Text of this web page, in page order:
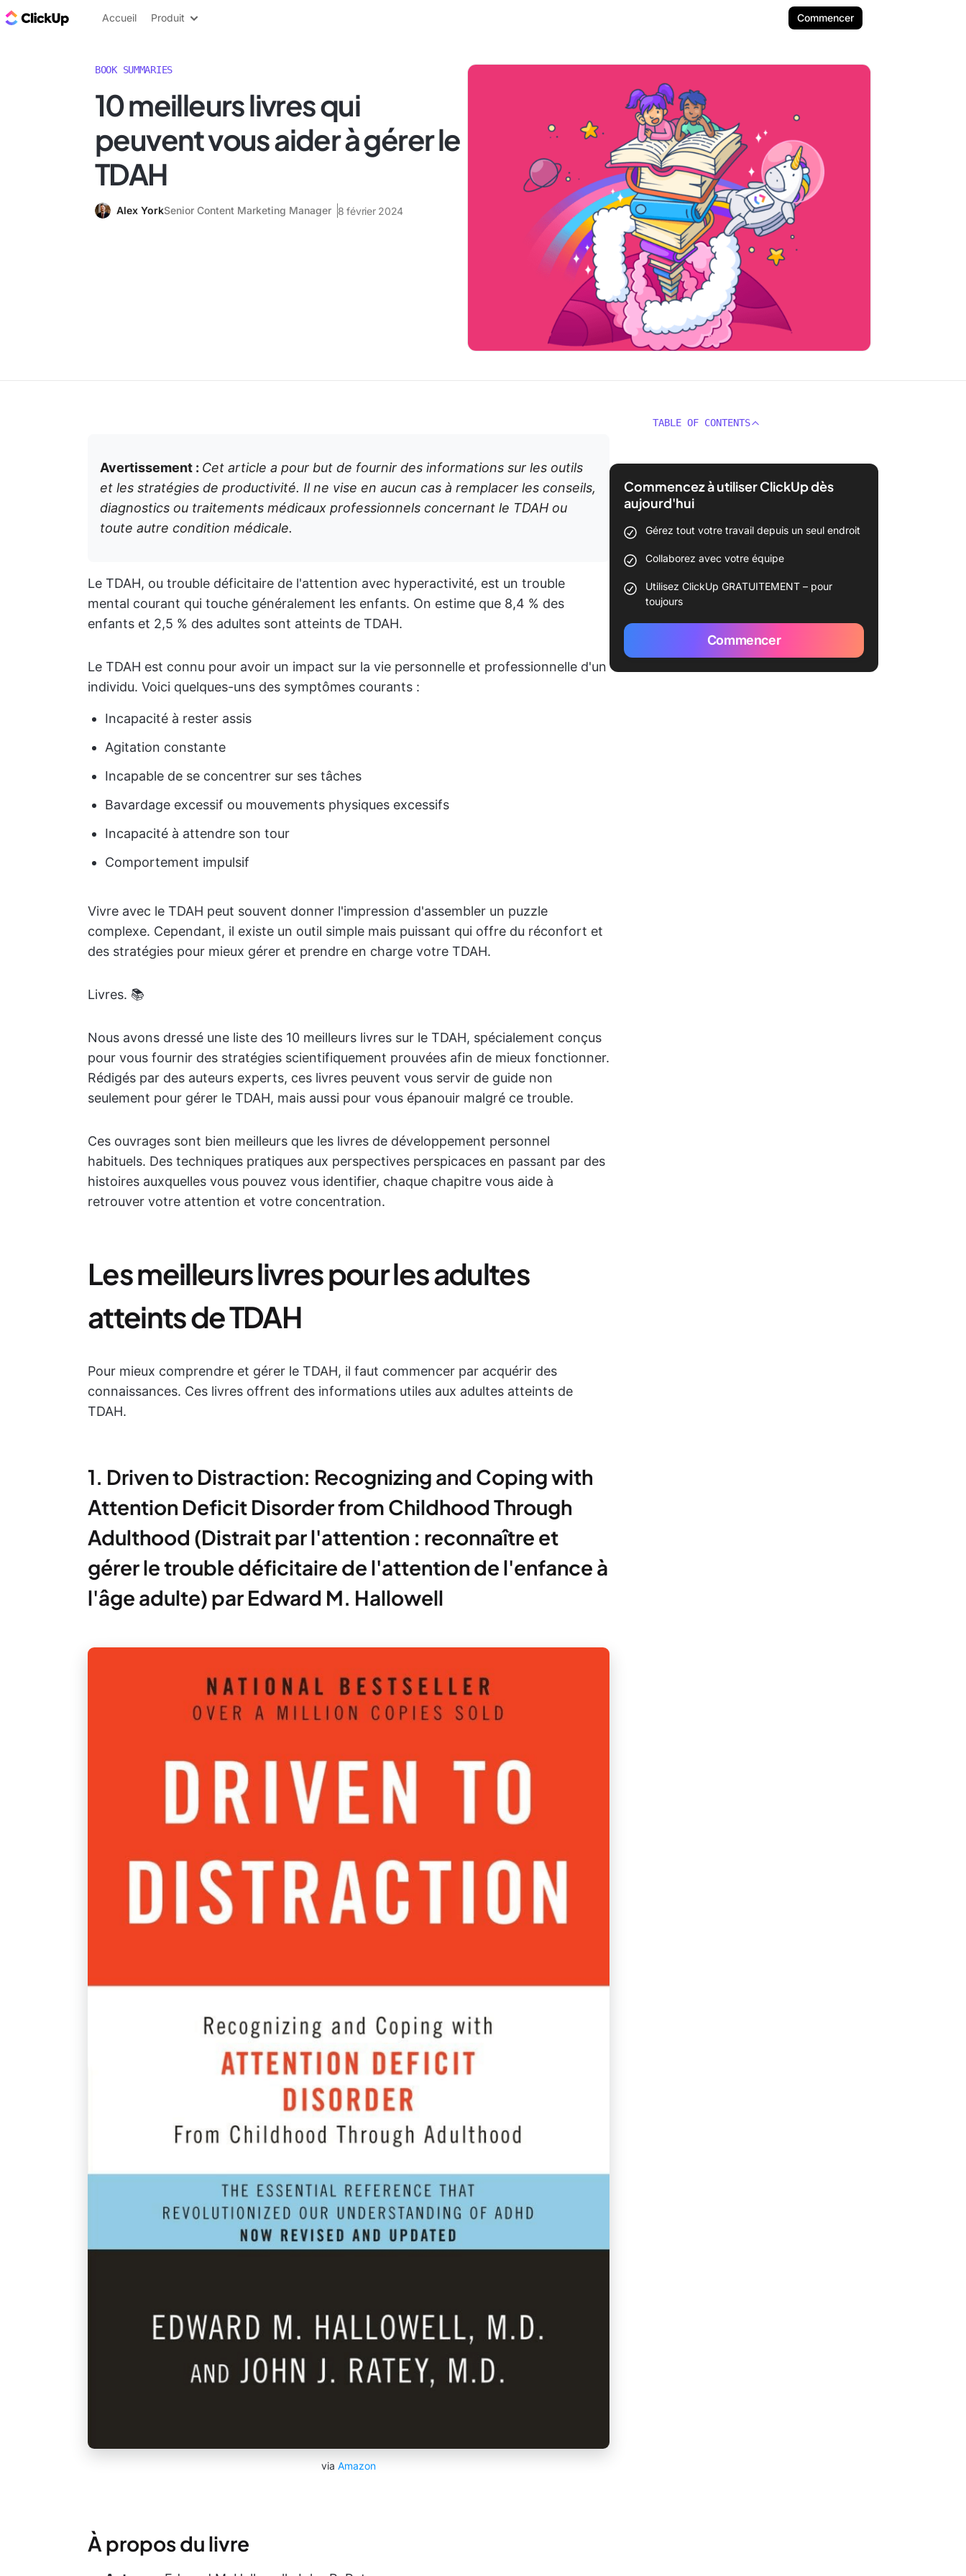
ClickUp Blog
Accueil Produit Commencer
BOOK SUMMARIES
10 meilleurs livres qui
peuvent vous aider à gérer le
TDAH
Alex YorkSenior Content Marketing Manager 8 février 2024
Avertissement : Cet article a pour but de fournir des informations sur les outils
et les stratégies de productivité. Il ne vise en aucun cas à remplacer les conseils,
diagnostics ou traitements médicaux professionnels concernant le TDAH ou
toute autre condition médicale.
Le TDAH, ou trouble déficitaire de l'attention avec hyperactivité, est un trouble
mental courant qui touche généralement les enfants. On estime que 8,4 % des
enfants et 2,5 % des adultes sont atteints de TDAH.
Le TDAH est connu pour avoir un impact sur la vie personnelle et professionnelle d'un
individu. Voici quelques-uns des symptômes courants :
Incapacité à rester assis
Agitation constante
Incapable de se concentrer sur ses tâches
Bavardage excessif ou mouvements physiques excessifs
Incapacité à attendre son tour
Comportement impulsif
Vivre avec le TDAH peut souvent donner l'impression d'assembler un puzzle
complexe. Cependant, il existe un outil simple mais puissant qui offre du réconfort et
des stratégies pour mieux gérer et prendre en charge votre TDAH.
Livres. 📚
Nous avons dressé une liste des 10 meilleurs livres sur le TDAH, spécialement conçus
pour vous fournir des stratégies scientifiquement prouvées afin de mieux fonctionner.
Rédigés par des auteurs experts, ces livres peuvent vous servir de guide non
seulement pour gérer le TDAH, mais aussi pour vous épanouir malgré ce trouble.
Ces ouvrages sont bien meilleurs que les livres de développement personnel
habituels. Des techniques pratiques aux perspectives perspicaces en passant par des
histoires auxquelles vous pouvez vous identifier, chaque chapitre vous aide à
retrouver votre attention et votre concentration.
Les meilleurs livres pour les adultes
atteints de TDAH
Pour mieux comprendre et gérer le TDAH, il faut commencer par acquérir des
connaissances. Ces livres offrent des informations utiles aux adultes atteints de
TDAH.
1. Driven to Distraction: Recognizing and Coping with
Attention Deficit Disorder from Childhood Through
Adulthood (Distrait par l'attention : reconnaître et
gérer le trouble déficitaire de l'attention de l'enfance à
l'âge adulte) par Edward M. Hallowell
via Amazon
À propos du livre
TABLE OF CONTENTS
Commencez à utiliser ClickUp dès
aujourd'hui
Gérez tout votre travail depuis un seul endroit
Collaborez avec votre équipe
Utilisez ClickUp GRATUITEMENT – pour
toujours
Commencer